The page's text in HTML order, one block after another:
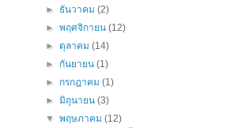
► ธันวาคม(2)
►พฤศจิกายน(12)
►ตุลาคม(14)
► กันยายน(1)
► กรกฎาคม(1)
►มิถุนายน(3)
▼พฤษภาคม(12)